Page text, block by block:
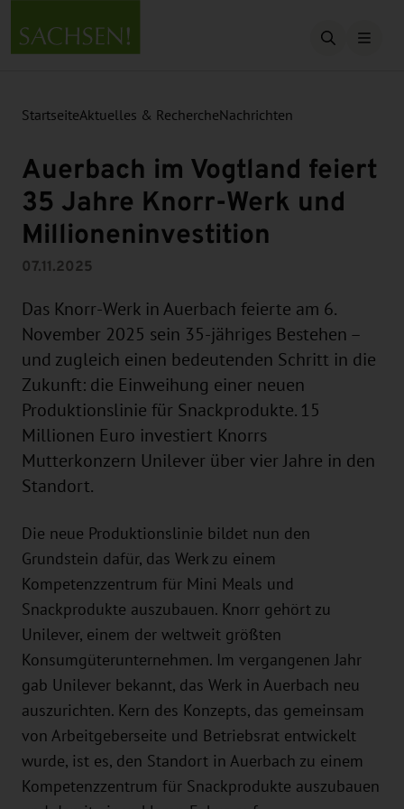
Suche
StartseiteAktuelles & RechercheNachrichten
Auerbach im Vogtland feiert
35 Jahre Knorr-Werk und
Millioneninvestition
07.11.2025
Das Knorr-Werk in Auerbach feierte am 6.
November 2025 sein 35-jähriges Bestehen –
und zugleich einen bedeutenden Schritt in die
Zukunft: die Einweihung einer neuen
Produktionslinie für Snackprodukte. 15
Millionen Euro investiert Knorrs
Mutterkonzern Unilever über vier Jahre in den
Standort.
Die neue Produktionslinie bildet nun den
Grundstein dafür, das Werk zu einem
Kompetenzzentrum für Mini Meals und
Snackprodukte auszubauen. Knorr gehört zu
Unilever, einem der weltweit größten
Konsumgüterunternehmen. Im vergangenen Jahr
gab Unilever bekannt, das Werk in Auerbach neu
auszurichten. Kern des Konzepts, das gemeinsam
von Arbeitgeberseite und Betriebsrat entwickelt
wurde, ist es, den Standort in Auerbach zu einem
Kompetenzzentrum für Snackprodukte auszubauen